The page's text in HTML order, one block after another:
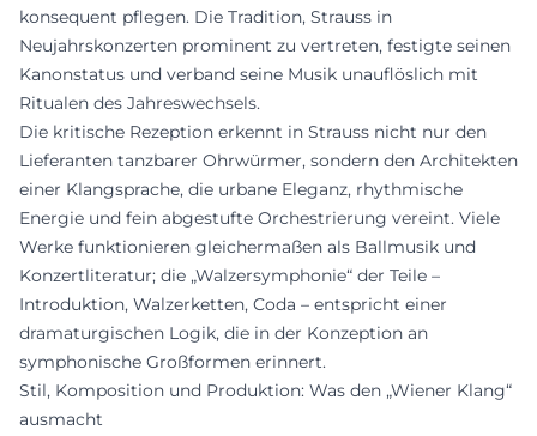
konsequent pflegen. Die Tradition, Strauss in
Neujahrskonzerten prominent zu vertreten, festigte seinen
Kanonstatus und verband seine Musik unauflöslich mit
Ritualen des Jahreswechsels.
Die kritische Rezeption erkennt in Strauss nicht nur den
Lieferanten tanzbarer Ohrwürmer, sondern den Architekten
einer Klangsprache, die urbane Eleganz, rhythmische
Energie und fein abgestufte Orchestrierung vereint. Viele
Werke funktionieren gleichermaßen als Ballmusik und
Konzertliteratur; die „Walzersymphonie“ der Teile –
Introduktion, Walzerketten, Coda – entspricht einer
dramaturgischen Logik, die in der Konzeption an
symphonische Großformen erinnert.
Stil, Komposition und Produktion: Was den „Wiener Klang“
ausmacht